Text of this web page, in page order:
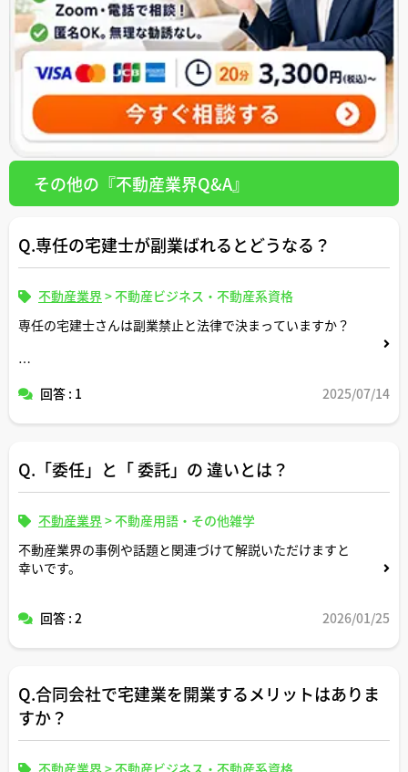
その他の『不動産業界Q&A』
Q.専任の宅建士が副業ばれるとどうなる？
不動産業界>不動産ビジネス・不動産系資格
専任の宅建士さんは副業禁止と法律で決まっていますか？
か？回答 : 1 2025/07/14
Q.「委任」と「 委託」の 違いとは？
不動産業界>不動産用語・その他雑学
不動産業界の事例や話題と関連づけて解説いただけますと
幸いです。
回答 : 2 2026/01/25
Q.合同会社で宅建業を開業するメリットはありま
すか？
不動産業界>不動産ビジネス・不動産系資格